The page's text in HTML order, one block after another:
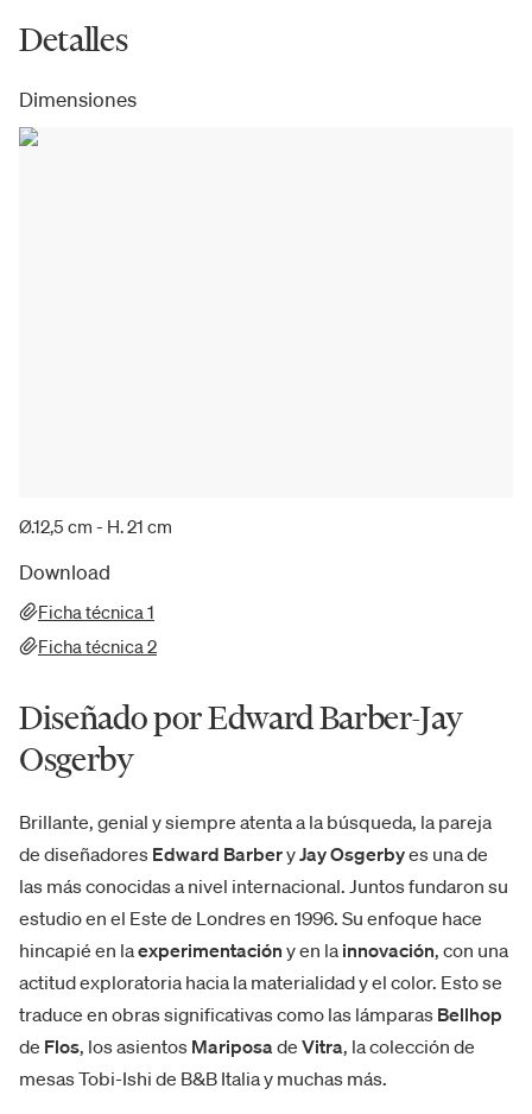
Detalles
Dimensiones
Ø.12,5 cm - H. 21 cm
Download
Ficha técnica 1
Ficha técnica 2
Diseñado por Edward Barber-Jay
Osgerby
Brillante, genial y siempre atenta a la búsqueda, la pareja
de diseñadores Edward BarberyJay Osgerbyes una de
las más conocidas a nivel internacional. Juntos fundaron su
estudio en el Este de Londres en 1996. Su enfoque hace
hincapié en laexperimentación y en la innovación, con una
actitud exploratoria hacia la materialidad y el color. Esto se
traduce en obras significativas como las lámparas Bellhop
de Flos, los asientos Mariposade Vitra, la colección de
mesas Tobi-Ishi de B&B Italia y muchas más.